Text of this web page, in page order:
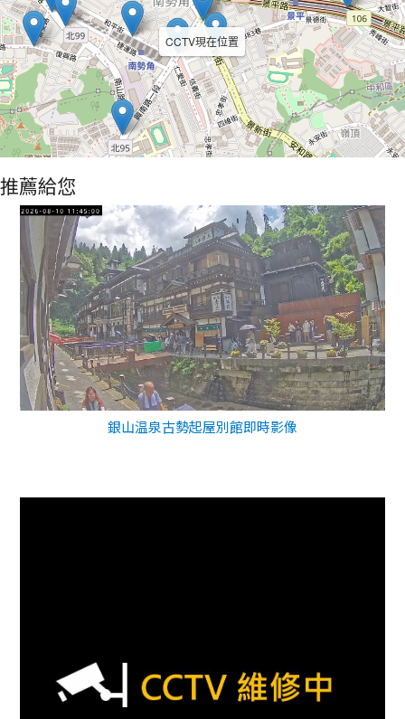
CCTV現在位置
推薦給您
銀山温泉古勢起屋別館即時影像